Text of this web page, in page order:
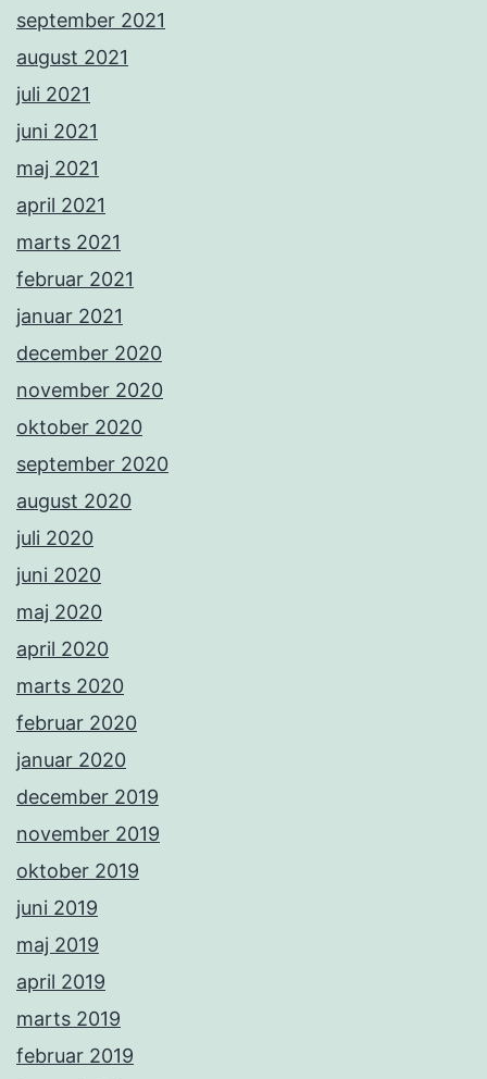
september 2021
august 2021
juli 2021
juni 2021
maj 2021
april 2021
marts 2021
februar 2021
januar 2021
december 2020
november 2020
oktober 2020
september 2020
august 2020
juli 2020
juni 2020
maj 2020
april 2020
marts 2020
februar 2020
januar 2020
december 2019
november 2019
oktober 2019
juni 2019
maj 2019
april 2019
marts 2019
februar 2019